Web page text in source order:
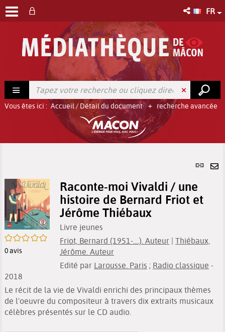
FR
recherche avancée
Vous êtes ici : Accueil/ Détail du document
Lien
/5
0avis
Raconte-moi Vivaldi / une
histoire de Bernard Friot et
Jérôme Thiébaux
Livre jeunes
Friot, Bernard (1951-....). Auteur | Thiébaux,
Jérôme. Auteur
Edité par Larousse. Paris ; Radio classique -
2018
Le récit de la vie de Vivaldi enrichi des principaux thèmes
de l'oeuvre du compositeur à travers dix extraits musicaux
célèbres présentés sur le CD audio.